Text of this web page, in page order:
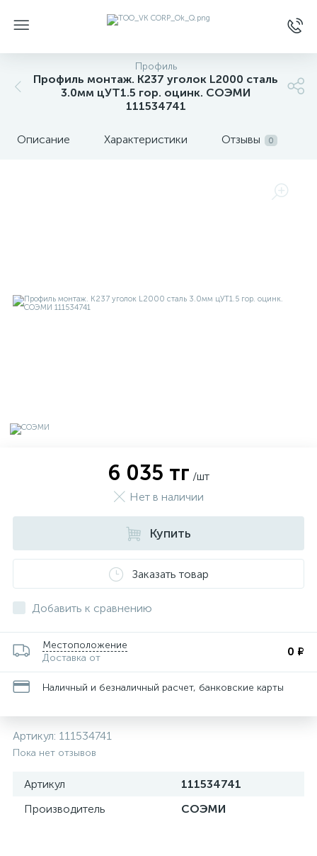
Профиль
Профиль монтаж. К237 уголок L2000 сталь
3.0мм цУТ1.5 гор. оцинк. СОЭМИ
111534741
Описание Характеристики Отзывы 0
6 035 тг /шт
Нет в наличии
Купить
Заказать товар
Добавить к сравнению
Местоположение
Доставка от
0 ₽
Наличный и безналичный расчет, банковские карты
Артикул: 111534741
Пока нет отзывов
Артикул
111534741
Производитель
СОЭМИ